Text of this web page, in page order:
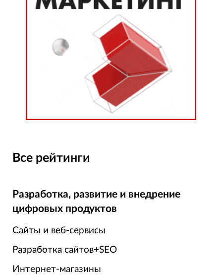
Все рейтинги
Разработка, развитие и внедрение
цифровых продуктов
Сайты и веб-сервисы
Разработка сайтов+SEO
Интернет-магазины